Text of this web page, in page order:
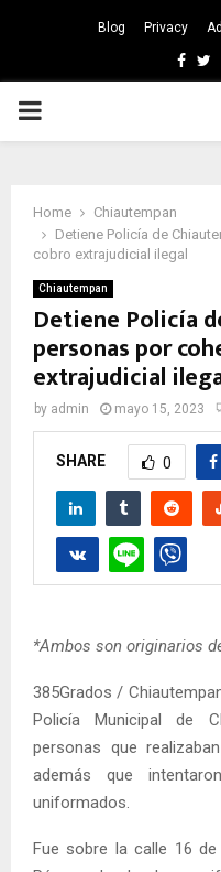
Blog Privacy
PRIMARY
Home
Chiautempan
Detiene Policía de
cobro extrajudicial ilegal
Chiautempan
Detiene Policía
personas por
extrajudicial
by admin mayo 15, 2023
SHARE 0
*Ambos son originarios
385Grados /
Policía Municipal de
personas que
además que
uniformados.
Fue sobre la calle 16